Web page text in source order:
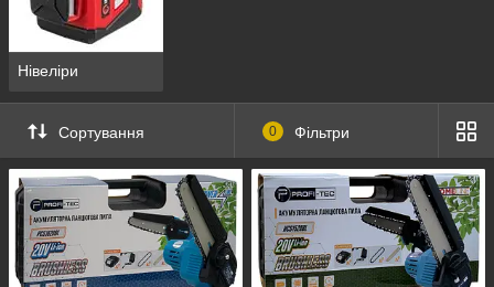
Нівеліри
Сортування 0 Фільтри